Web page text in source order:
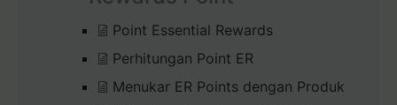
Point Essential Rewards
Perhitungan Point ER
Menukar ER Points dengan Produk